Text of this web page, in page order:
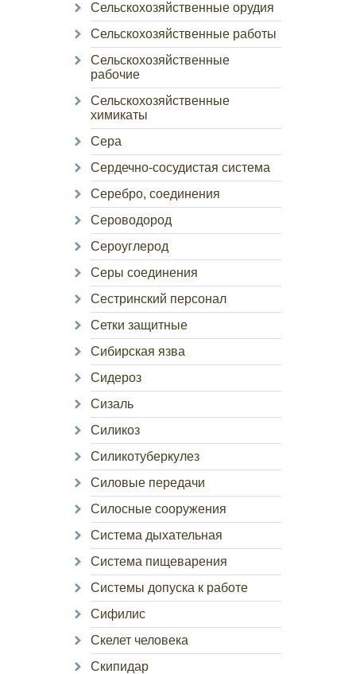
Сельскохозяйственные орудия
Сельскохозяйственные работы
Сельскохозяйственные
рабочие
Сельскохозяйственные
химикаты
Сера
Сердечно-сосудистая система
Серебро, соединения
Сероводород
Сероуглерод
Серы соединения
Сестринский персонал
Сетки защитные
Сибирская язва
Сидероз
Сизаль
Силикоз
Силикотуберкулез
Силовые передачи
Силосные сооружения
Система дыхательная
Система пищеварения
Системы допуска к работе
Сифилис
Скелет человека
Скипидар